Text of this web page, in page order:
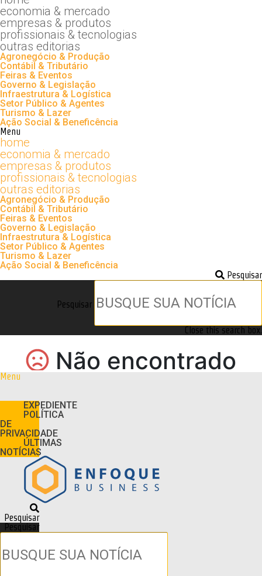
economia & mercado
empresas & produtos
profissionais & tecnologias
outras editorias
Agronegócio & Produção
Contábil & Tributário
Feiras & Eventos
Governo & Legislação
Infraestrutura & Logística
Setor Público & Agentes
Turismo & Lazer
Ação Social & Beneficência
Menu
home
economia & mercado
empresas & produtos
profissionais & tecnologias
outras editorias
Agronegócio & Produção
Contábil & Tributário
Feiras & Eventos
Governo & Legislação
Infraestrutura & Logística
Setor Público & Agentes
Turismo & Lazer
Ação Social & Beneficência
Pesquisar
Pesquisar
Close this search box.
Menu
EXPEDIENTE
POLÍTICA
DE
PRIVACIDADE
ÚLTIMAS
NOTÍCIAS
Pesquisar
Pesquisar